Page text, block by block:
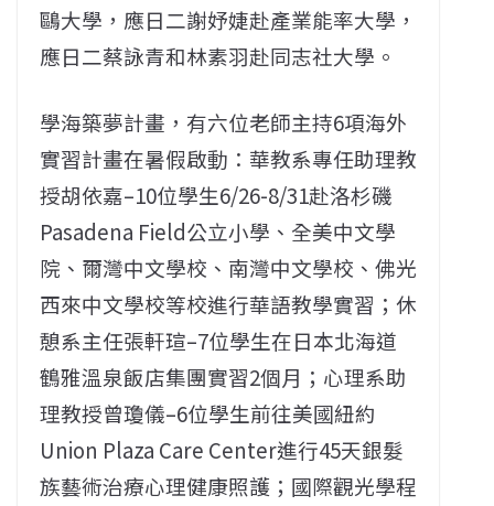
鷗大學，應日二謝妤婕赴產業能率大學，
應日二蔡詠青和林素羽赴同志社大學。
學海築夢計畫，有六位老師主持6項海外
實習計畫在暑假啟動：華教系專任助理教
授胡依嘉–10位學生6/26-8/31赴洛杉磯
Pasadena Field公立小學、全美中文學
院、爾灣中文學校、南灣中文學校、佛光
西來中文學校等校進行華語教學實習；休
憩系主任張軒瑄–7位學生在日本北海道
鶴雅溫泉飯店集團實習2個月；心理系助
理教授曾瓊儀–6位學生前往美國紐約
Union Plaza Care Center進行45天銀髮
族藝術治療心理健康照護；國際觀光學程